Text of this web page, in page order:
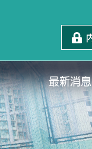
最新消息